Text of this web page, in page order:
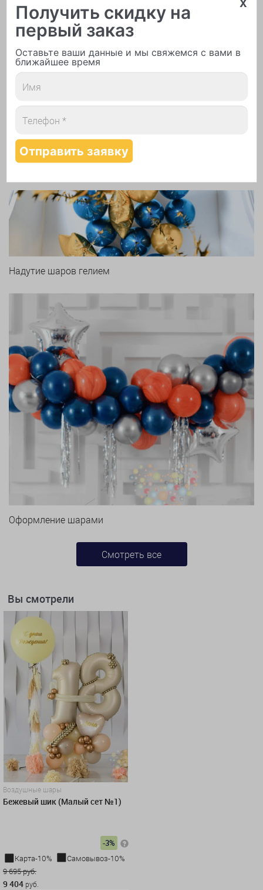
Печать логотипа
Надутие шаров гелием
Оформление шарами
Смотреть все
Вы смотрели
Воздушные шары
Бежевый шик (Малый сет №1)
-3%
Карта-10%
Самовывоз-10%
9 695 руб.
9 404 руб.
Получить скидку на
первый заказ
Оставьте ваши данные и мы свяжемся с вами в
ближайшее время